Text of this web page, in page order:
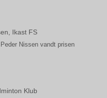
Ikast FS
Nissen vandt prisen
Klub